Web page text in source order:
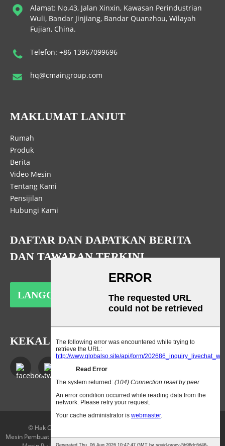
Alamat: No.43, Jalan Xinxin, Kawasan Perindustrian
Wuli, Bandar Jinjiang, Bandar Quanzhou, Wilayah
Fujian, China.
Telefon: +86 13967099696
hq@cmaingroup.com
MAKLUMAT LANJUT
Rumah
Produk
Berita
Video Mesin
Tentang Kami
Pensijilan
Hubungi Kami
DAFTAR DAN DAPATKAN BERITA
DAN TAWARAN TERKINI
LANGGAN
KEKAL BERHUBUNG
© Hak Cipta - 2010-2023 : Hak Cipta Terpelihara.
Mesin Pembuat Tunggal Pu,Mesin Pembuat Tapak Getah,Mesin Tunggal Pu,